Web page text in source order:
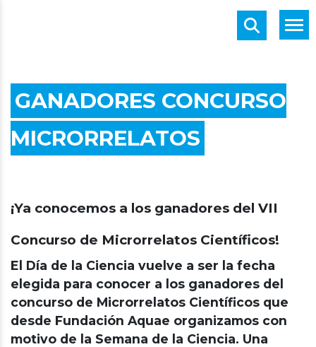
GANADORES CONCURSO
MICRORRELATOS
¡Ya conocemos a los ganadores del VII
Concurso de Microrrelatos Científicos!
El Día de la Ciencia vuelve a ser la fecha
elegida para conocer a los ganadores del
concurso de Microrrelatos Científicos que
desde Fundación Aquae organizamos con
motivo de la Semana de la Ciencia. Una